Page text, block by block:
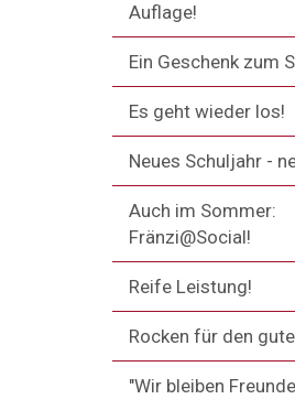
Auflage!
Ein Geschenk zum
Es geht wieder los!
Neues Schuljahr -
Auch im Sommer:
Fränzi@Social!
Reife Leistung!
Rocken für den
"Wir bleiben